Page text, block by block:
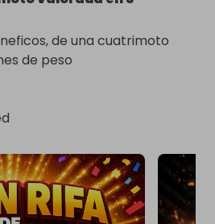
de una cuatrimoto
de peso